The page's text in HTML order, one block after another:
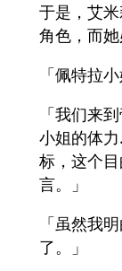
于是，艾
角色，而
「佩特拉
「我们来
小姐的体
标，这个
言。」
「虽然我
了。」